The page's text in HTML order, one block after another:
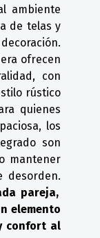
ambiente
de telas y
ofrecen
con
rústico
quienes
los
son
mantener
desorden.
pareja,
elemento
confort al